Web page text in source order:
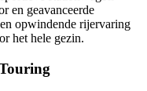
en geavanceerde
opwindende rijervaring
het hele gezin.